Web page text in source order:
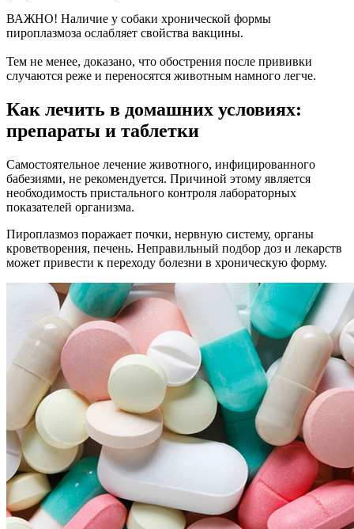
ВАЖНО! Наличие у собаки хронической формы
пироплазмоза ослабляет свойства вакцины.
Тем не менее, доказано, что обострения после прививки
случаются реже и переносятся животным намного легче.
Как лечить в домашних условиях:
препараты и таблетки
Самостоятельное лечение животного, инфицированного
бабезиями, не рекомендуется. Причиной этому является
необходимость пристального контроля лабораторных
показателей организма.
Пироплазмоз поражает почки, нервную систему, органы
кроветворения, печень. Неправильный подбор доз и лекарств
может привести к переходу болезни в хроническую форму.